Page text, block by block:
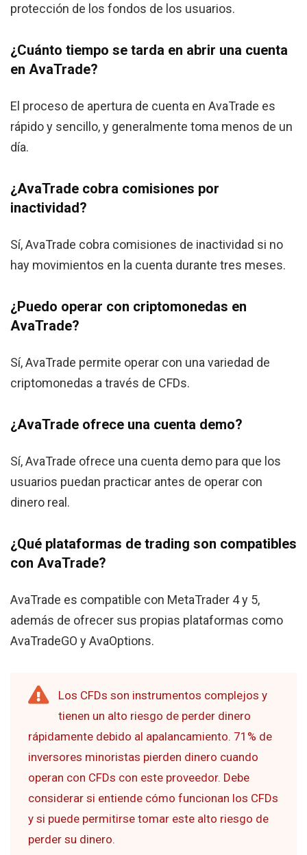
protección de los fondos de los usuarios.
¿Cuánto tiempo se tarda en abrir una cuenta
en AvaTrade?
El proceso de apertura de cuenta en AvaTrade es
rápido y sencillo, y generalmente toma menos de un
día.
¿AvaTrade cobra comisiones por
inactividad?
Sí, AvaTrade cobra comisiones de inactividad si no
hay movimientos en la cuenta durante tres meses.
¿Puedo operar con criptomonedas en
AvaTrade?
Sí, AvaTrade permite operar con una variedad de
criptomonedas a través de CFDs.
¿AvaTrade ofrece una cuenta demo?
Sí, AvaTrade ofrece una cuenta demo para que los
usuarios puedan practicar antes de operar con
dinero real.
¿Qué plataformas de trading son compatibles
con AvaTrade?
AvaTrade es compatible con MetaTrader 4 y 5,
además de ofrecer sus propias plataformas como
AvaTradeGO y AvaOptions.
Los CFDs son instrumentos complejos y
tienen un alto riesgo de perder dinero
rápidamente debido al apalancamiento. 71% de
inversores minoristas pierden dinero cuando
operan con CFDs con este proveedor. Debe
considerar si entiende cómo funcionan los CFDs
y si puede permitirse tomar este alto riesgo de
perder su dinero.